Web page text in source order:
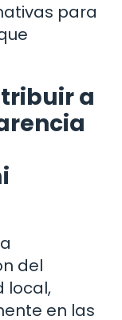
para
a
del
local,
en las